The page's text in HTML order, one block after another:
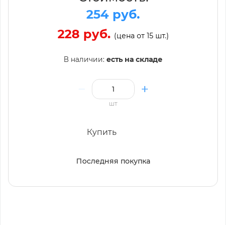
254 руб.
228 руб. (цена от 15 шт.)
В наличии: есть на складе
шт
Купить
Последняя покупка